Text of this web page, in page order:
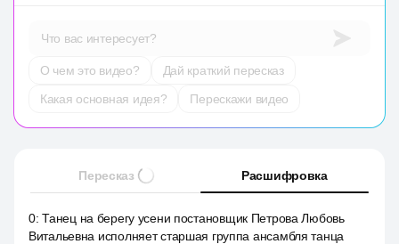
Что вас интересует?
О чем это видео?
Дай краткий пересказ
Какая основная идея?
Перескажи видео
Пересказ Расшифровка
0:Танец на берегу усени постановщик Петрова Любовь
Витальевна исполняет старшая группа ансамбля танца